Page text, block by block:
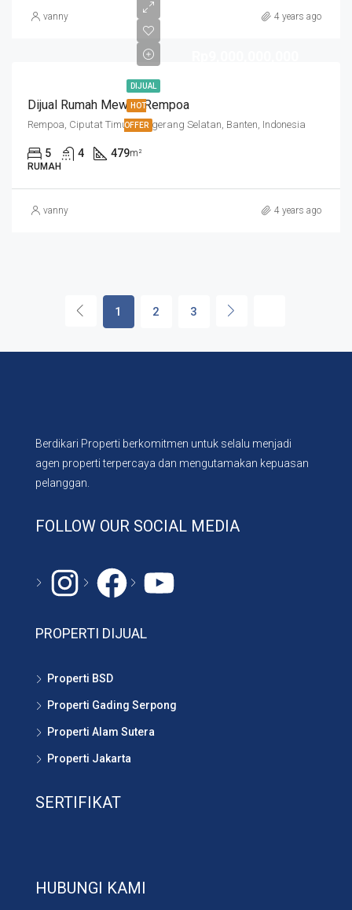
vanny 4 years ago
DIJUAL
HOT
OFFER
Dijual Rumah Mewah Rempoa
Rempoa, Ciputat Timur, Tangerang Selatan, Banten, Indonesia
5 4 479m²
RUMAH
vanny 4 years ago
1 2 3
Berdikari Properti berkomitmen untuk selalu menjadi
agen properti terpercaya dan mengutamakan kepuasan
pelanggan.
FOLLOW OUR SOCIAL MEDIA
Instagram
# YouTube
PROPERTI DIJUAL
Properti BSD
Properti Gading Serpong
Properti Alam Sutera
Properti Jakarta
SERTIFIKAT
HUBUNGI KAMI